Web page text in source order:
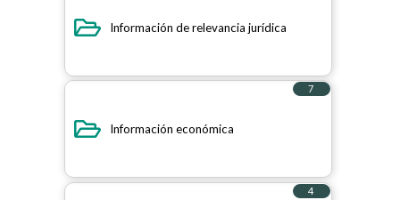
Información de relevancia jurídica
7
Información económica
4